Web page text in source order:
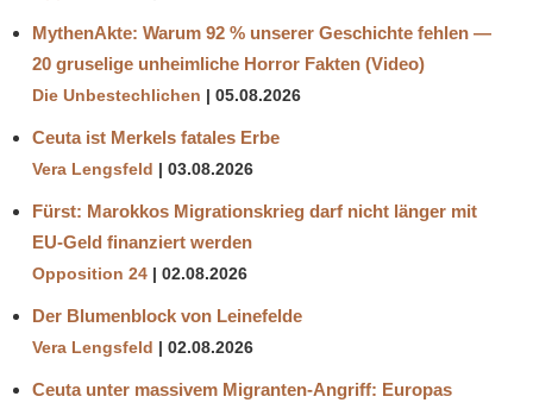
MythenAkte: Warum 92 % unserer Geschichte fehlen —
20 gruselige unheimliche Horror Fakten (Video)
Die Unbestechlichen 05.08.2026
Ceuta ist Merkels fatales Erbe
Vera Lengsfeld 03.08.2026
Fürst: Marokkos Migrationskrieg darf nicht länger mit
EU-Geld finanziert werden
Opposition 24 02.08.2026
Der Blumenblock von Leinefelde
Vera Lengsfeld 02.08.2026
Ceuta unter massivem Migranten-Angriff: Europas